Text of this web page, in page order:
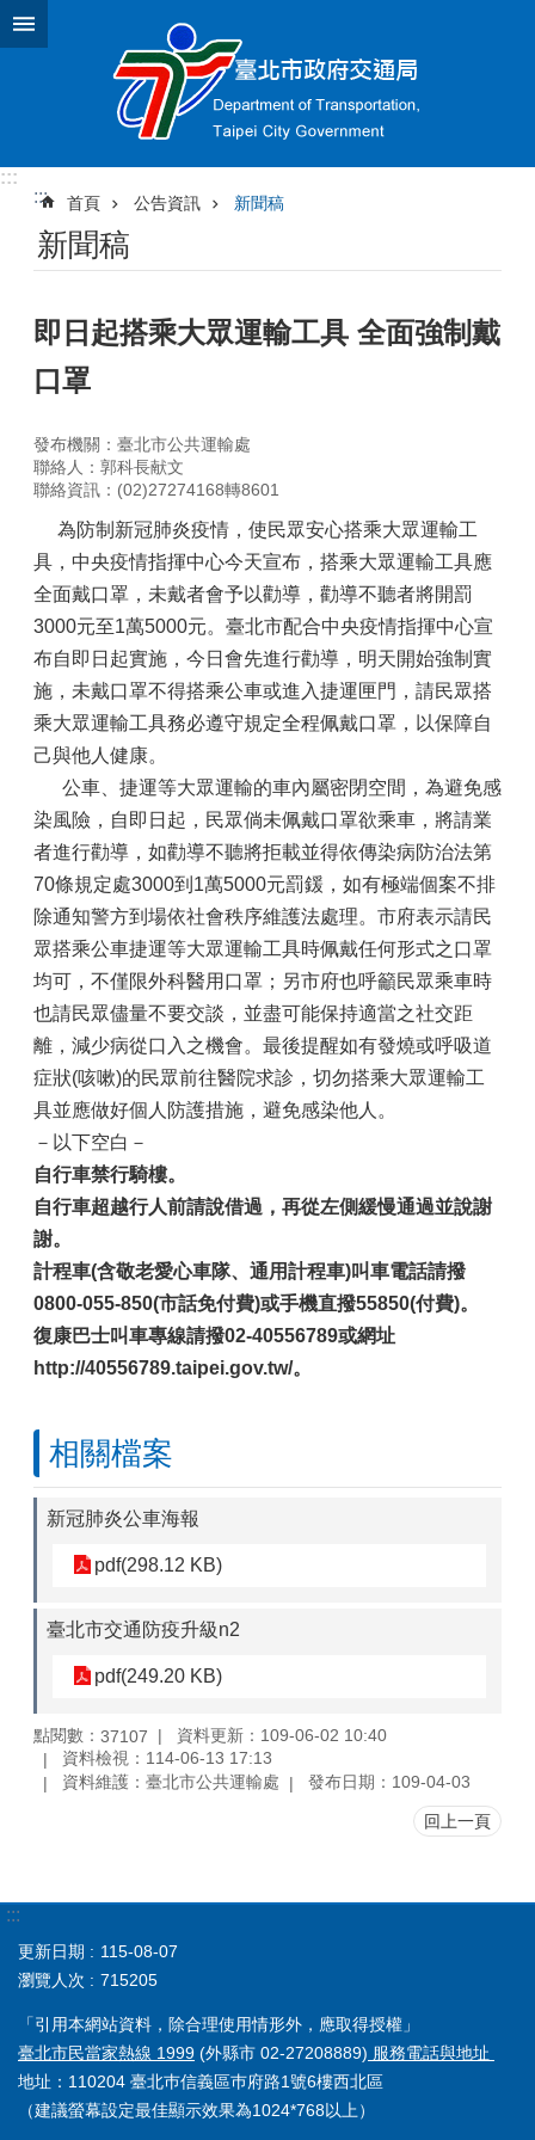
跳到主要內容區塊
:::
:::
首頁 公告資訊 新聞稿
新聞稿
即日起搭乘大眾運輸工具 全面強制戴
口罩
發布機關：臺北市公共運輸處
聯絡人：郭科長献文
聯絡資訊：(02)27274168轉8601
為防制新冠肺炎疫情，使民眾安心搭乘大眾運輸工
具，中央疫情指揮中心今天宣布，搭乘大眾運輸工具應
全面戴口罩，未戴者會予以勸導，勸導不聽者將開罰
3000元至1萬5000元。臺北市配合中央疫情指揮中心宣
布自即日起實施，今日會先進行勸導，明天開始強制實
施，未戴口罩不得搭乘公車或進入捷運匣門，請民眾搭
乘大眾運輸工具務必遵守規定全程佩戴口罩，以保障自
己與他人健康。
公車、捷運等大眾運輸的車內屬密閉空間，為避免感
染風險，自即日起，民眾倘未佩戴口罩欲乘車，將請業
者進行勸導，如勸導不聽將拒載並得依傳染病防治法第
70條規定處3000到1萬5000元罰鍰，如有極端個案不排
除通知警方到場依社會秩序維護法處理。市府表示請民
眾搭乘公車捷運等大眾運輸工具時佩戴任何形式之口罩
均可，不僅限外科醫用口罩；另市府也呼籲民眾乘車時
也請民眾儘量不要交談，並盡可能保持適當之社交距
離，減少病從口入之機會。最後提醒如有發燒或呼吸道
症狀(咳嗽)的民眾前往醫院求診，切勿搭乘大眾運輸工
具並應做好個人防護措施，避免感染他人。
－以下空白－
自行車禁行騎樓。
自行車超越行人前請說借過，再從左側緩慢通過並說謝
謝。
計程車(含敬老愛心車隊、通用計程車)叫車電話請撥
0800-055-850(市話免付費)或手機直撥55850(付費)。
復康巴士叫車專線請撥02-40556789或網址
http://40556789.taipei.gov.tw/。
相關檔案
新冠肺炎公車海報
pdf(298.12 KB)
臺北市交通防疫升級n2
pdf(249.20 KB)
點閱數： 37107
資料更新：109-06-02 10:40
資料檢視：114-06-13 17:13
資料維護：臺北市公共運輸處
發布日期：109-04-03
回上一頁
:::
更新日期
115-08-07
瀏覽人次
715205
「引用本網站資料，除合理使用情形外，應取得授權」
臺北市民當家熱線 1999 (外縣市 02-27208889) 服務電話與地址
地址：110204 臺北巿信義區巿府路1號6樓西北區
（建議螢幕設定最佳顯示效果為1024*768以上）